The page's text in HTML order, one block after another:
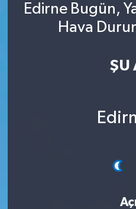
Edirne Bugün,
Hava
ŞU
Türkiye
Haber Arşivi